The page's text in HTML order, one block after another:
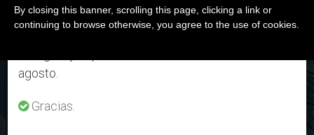
ÚLTIMAS NOTICIAS
Organización Mundial de la Salud promueve inclusión de
grupo pro aborto; países conservadores contestan y
agosto.
Gracias.
By closing this banner, scrolling this page, clicking a link or
continuing to browse otherwise, you agree to the use of cookies.